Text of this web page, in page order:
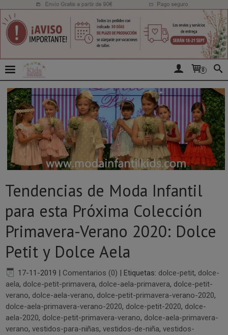
0
Tendencias de Moda Infantil
para esta Próxima Colección
Primavera-Verano 2020: Dolce
Petit y Dolce Aela
17-11-2019 | Comentarios (0) | Etiquetas: dolce-petit, dolce-
aela, dolce-petit-primavera, dolce-aela-primavera, dolce-petit-
verano, dolce-aela-verano, dolce-petit-primavera-verano-2020,
dolce-aela-primavera-verano-2020, dolce-petit-2020, dolce-
aela-2020, dolce-petit-primavera-verano, dolce-aela-primavera-
verano, vestidos-para-niñas, vestidos-de-niña, vestidos-